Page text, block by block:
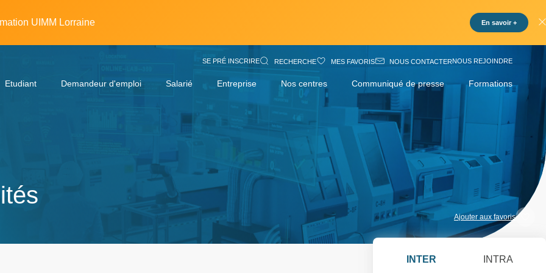
UIMM Lorraine En savoir +
SE PRÉ INSCRIRE RECHERCHE MES FAVORIS NOUS CONTACTERNOUS REJOINDRE
Etudiant Demandeur d'emploi Salarié Entreprise Nos centres Communiqué de presse Formations
Ajouter aux favoris
INTER INTRA